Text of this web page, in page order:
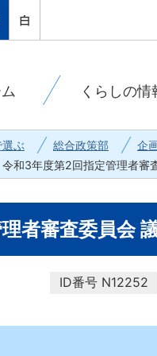
くらしの情
ぶ 総合政策部 企
令和3年度第2回指定管理者審
者審査委員会
ID番号 N12252